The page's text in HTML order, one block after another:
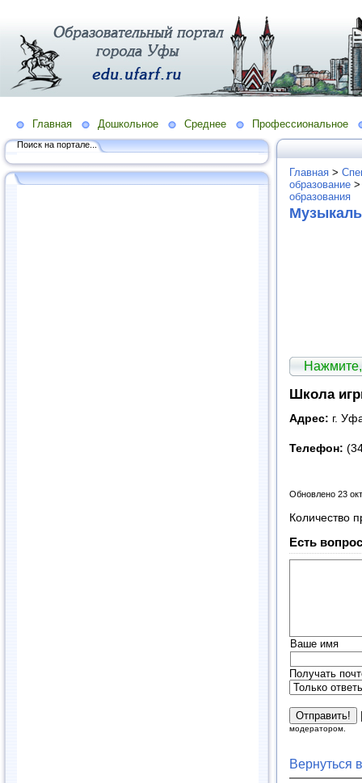
Главная Дошкольное Среднее Профессиональное
Поиск на портале...
Главная >
образование
образования
Школа
Адрес: г.
Телефон:
Обновлено 23
Количество
Есть
Ваше имя
Получать
модератором.
Вернуться